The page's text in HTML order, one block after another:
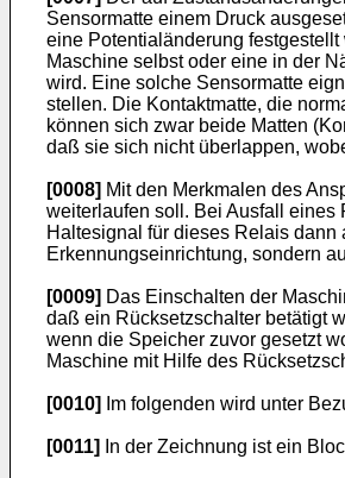
Sensormatte einem Druck
eine Potentialänderung
Maschine selbst oder eine in der
wird. Eine solche Sensormatte
stellen. Die Kontaktmatte, die
können sich zwar beide Matten
daß sie sich nicht überlappen,
[0008] Mit den Merkmalen des
weiterlaufen soll. Bei Ausfall eines
Haltesignal für dieses Relais
Erkennungseinrichtung, sondern
[0009] Das Einschalten der
daß ein Rücksetzschalter betätigt
wenn die Speicher zuvor gesetzt
Maschine mit Hilfe des
[0010] Im folgenden wird unter
[0011] In der Zeichnung ist ein